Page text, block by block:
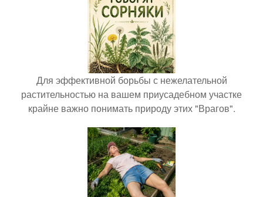
Для эффективной борьбы с нежелательной
растительностью на вашем приусадебном участке
крайне важно понимать природу этих "Врагов".